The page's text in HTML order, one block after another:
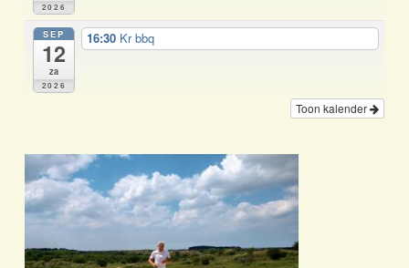
2026
SEP
12
za
2026
16:30 Kr bbq
Toon kalender